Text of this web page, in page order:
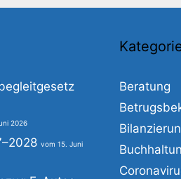
2026
15. Juni
Beratung